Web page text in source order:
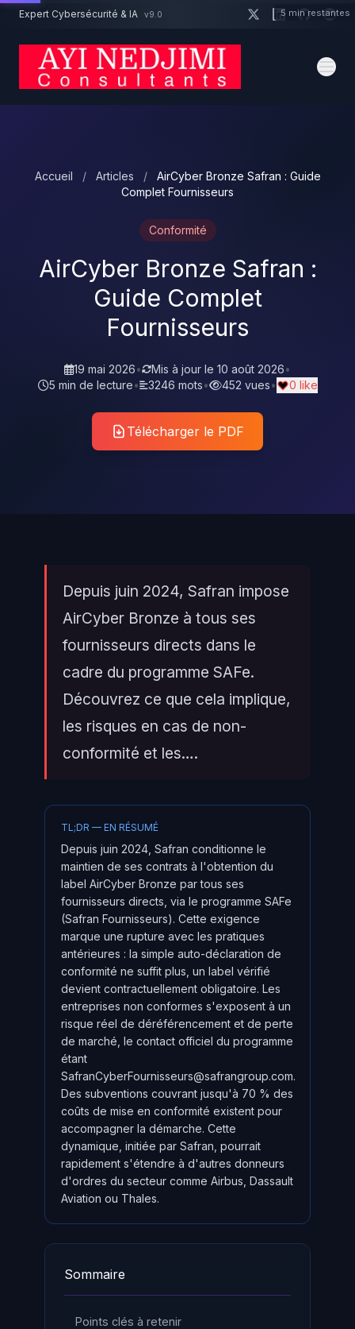
Aller au contenu principal
Expert Cybersécurité & IA v9.0
Accueil / Articles /
AirCyber Bronze Safran : Guide
Complet Fournisseurs
Conformité
AirCyber Bronze Safran :
Guide Complet
Fournisseurs
19 mai 2026• Mis à jour le 10 août 2026•
5 min de lecture• 3246 mots• 452 vues• 0 like
Télécharger le PDF
Depuis juin 2024, Safran impose
AirCyber Bronze à tous ses
fournisseurs directs dans le
cadre du programme SAFe.
Découvrez ce que cela implique,
les risques en cas de non-
conformité et les….
TL;DR — EN RÉSUMÉ
Depuis juin 2024, Safran conditionne le
maintien de ses contrats à l'obtention du
label AirCyber Bronze par tous ses
fournisseurs directs, via le programme SAFe
(Safran Fournisseurs). Cette exigence
marque une rupture avec les pratiques
antérieures : la simple auto-déclaration de
conformité ne suffit plus, un label vérifié
devient contractuellement obligatoire. Les
entreprises non conformes s'exposent à un
risque réel de déréférencement et de perte
de marché, le contact officiel du programme
étant
SafranCyberFournisseurs@safrangroup.com.
Des subventions couvrant jusqu'à 70 % des
coûts de mise en conformité existent pour
accompagner la démarche. Cette
dynamique, initiée par Safran, pourrait
rapidement s'étendre à d'autres donneurs
d'ordres du secteur comme Airbus, Dassault
Aviation ou Thales.
Sommaire
Points clés à retenir
Un projet cybersécurité ? 5 min restantes